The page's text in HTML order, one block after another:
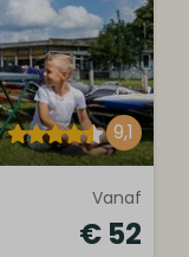
9,1
Vanaf
€ 52